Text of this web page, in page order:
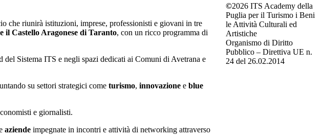
che riunirà istituzioni, imprese, professionisti e giovani in tre
il Castello Aragonese di Taranto, con un ricco programma di
del Sistema ITS e negli spazi dedicati ai Comuni di Avetrana e
su settori strategici cometurismo,innovazione eblue
e giornalisti.
aziende impegnate in incontri e attività di networking attraverso
©2026 ITS Academy della
Puglia per il Turismo i Beni
le Attività Culturali ed
Artistiche
Organismo di Diritto
Pubblico – Direttiva UE n.
24 del 26.02.2014